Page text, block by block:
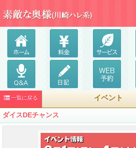
イベント
一覧に戻る
ダイスDEチャンス